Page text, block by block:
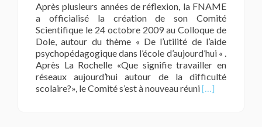
Après plusieurs années de réflexion, la FNAME
a officialisé la création de son Comité
Scientifique le 24 octobre 2009 au Colloque de
Dole, autour du thème « De l’utilité de l’aide
psychopédagogique dans l’école d’aujourd’hui « .
Après La Rochelle «Que signifie travailler en
réseaux aujourd’hui autour de la difficulté
scolaire?», le Comité s’est à nouveau réuniEn
[…]